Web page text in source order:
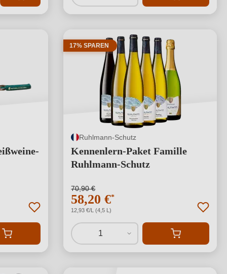
17% SPAREN
Ruhlmann-Schutz
Kennenlern-Paket Famille
Ruhlmann-Schutz
70,90 €
58,20 €*
12,93 €/L (4,5 L)
1